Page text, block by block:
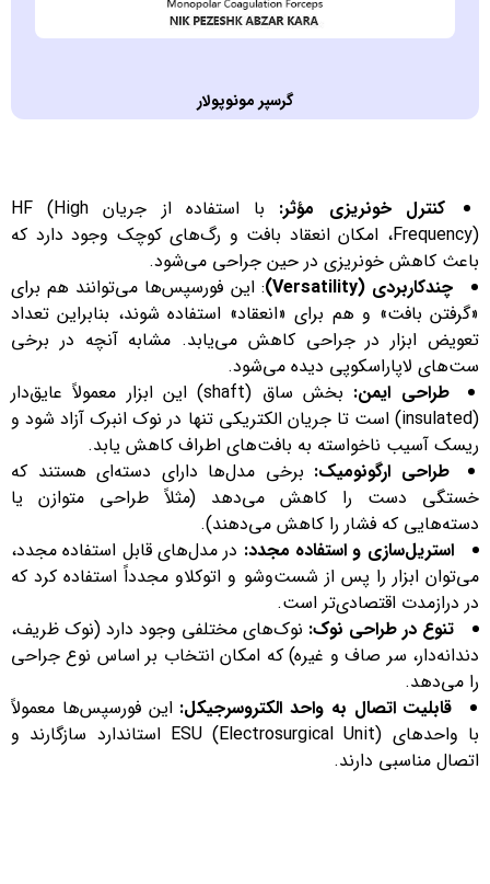
گرسپر مونوپولار
کنترل خونریزی مؤثر:
با استفاده از جریان HF (High
Frequency)، امکان انعقاد بافت و رگ‌های کوچک وجود دارد که
باعث کاهش خونریزی در حین جراحی می‌شود.
چندکاربردی (Versatility)
: این فورسپس‌ها می‌توانند هم برای
«گرفتن بافت» و هم برای «انعقاد» استفاده شوند، بنابراین تعداد
تعویض ابزار در جراحی کاهش می‌یابد. مشابه آنچه در برخی
ست‌های لاپاراسکوپی دیده می‌شود.
طراحی ایمن:
بخش ساق (shaft) این ابزار معمولاً عایق‌دار
(insulated) است تا جریان الکتریکی تنها در نوک انبرک آزاد شود و
ریسک آسیب ناخواسته به بافت‌های اطراف کاهش یابد.
طراحی ارگونومیک: برخی مدل‌ها دارای دسته‌ای هستند که
خستگی دست را کاهش می‌دهد (مثلاً طراحی متوازن یا
دسته‌هایی که فشار را کاهش می‌دهند).
استریل‌سازی و استفاده مجدد: در مدل‌های قابل استفاده مجدد،
می‌توان ابزار را پس از شست‌وشو و اتوکلاو مجدداً استفاده کرد که
در درازمدت اقتصادی‌تر است.
تنوع در طراحی نوک: نوک‌های مختلفی وجود دارد (نوک ظریف،
دندانه‌دار، سر صاف و غیره) که امکان انتخاب بر اساس نوع جراحی
را می‌دهد.
قابلیت اتصال به واحد الکتروسرجیکل: این فورسپس‌ها معمولاً
با واحدهای ESU (Electrosurgical Unit) استاندارد سازگارند و
اتصال مناسبی دارند.